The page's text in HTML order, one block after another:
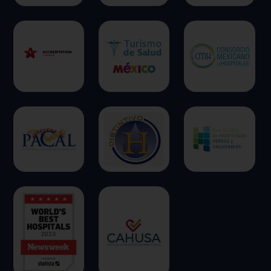
Cookies de funcionalidad
Cookies de rendimiento
Rechazar todas
Confirmar mis preferencias